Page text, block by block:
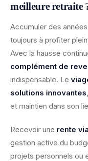
meilleure retraite
Accumuler des
toujours à profiter
Avec la hausse
complément de
indispensable. Le
solutions innovantes
et maintien dans son
Recevoir une rente
gestion active du
projets personnels ou